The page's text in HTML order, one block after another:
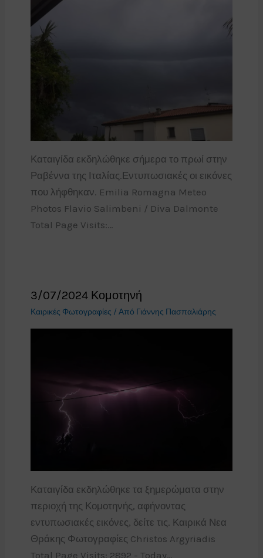
Καταιγίδα εκδηλώθηκε σήμερα το πρωί στην
Ραβέννα της Ιταλίας.Εντυπωσιακές οι εικόνες
που λήφθηκαν. Emilia Romagna Meteo
Photos Flavio Salimbeni / Diva Dalmonte
Total Page Visits:…
3/07/2024 Κομοτηνή
Καιρικές Φωτογραφίες / Από Γιάννης Πασπαλιάρης
Καταιγίδα εκδηλώθηκε τα ξημερώματα στην
περιοχή της Κομοτηνής, αφήνοντας
εντυπωσιακές εικόνες, δείτε τις. Καιρικά Νεα
Θράκης Φωτογραφίες Christos Argyriadis
Total Page Visits: 2892 - Today…